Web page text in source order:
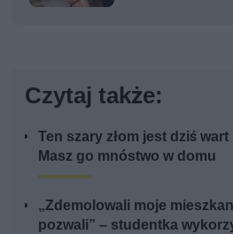
Czytaj także:
Ten szary złom jest dziś wart
Masz go mnóstwo w domu
„Zdemolowali moje
pozwali” – studentka